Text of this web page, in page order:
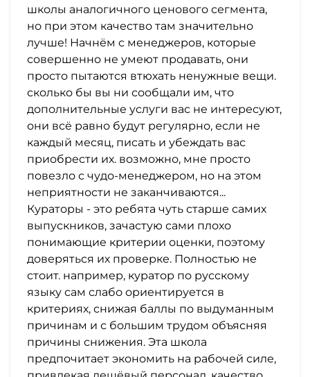
школы аналогичного ценового сегмента,
но при этом качество там значительно
лучше! Начнём с менеджеров, которые
совершенно не умеют продавать, они
просто пытаются втюхать ненужные вещи.
сколько бы вы ни сообщали им, что
дополнительные услуги вас не интересуют,
они всё равно будут регулярно, если не
каждый месяц, писать и убеждать вас
приобрести их. возможно, мне просто
повезло с чудо-менеджером, но на этом
неприятности не заканчиваются...
Кураторы - это ребята чуть старше самих
выпускников, зачастую сами плохо
понимающие критерии оценки, поэтому
доверяться их проверке. Полностью не
стоит. например, куратор по русскому
языку сам слабо ориентируется в
критериях, снижая баллы по выдуманным
причинам и с большим трудом объясняя
причины снижения. Эта школа
предпочитает экономить на рабочей силе,